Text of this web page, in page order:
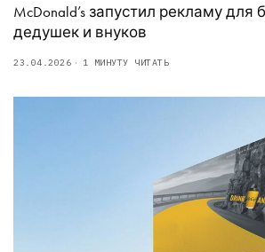
McDonald’s запустил рекламу для
дедушек и внуков
23.04.2026 1 МИНУТУ ЧИТАТЬ